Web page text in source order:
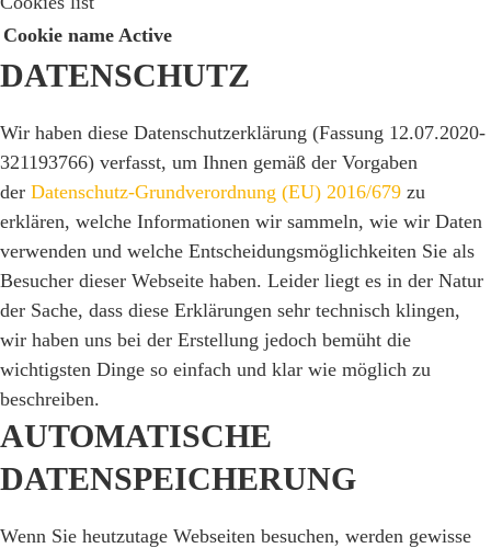
Cookie name Active
DATENSCHUTZ
Wir haben diese Datenschutzerklärung (Fassung 12.07.2020-
321193766) verfasst, um Ihnen gemäß der Vorgaben
der Datenschutz-Grundverordnung (EU) 2016/679 zu
erklären, welche Informationen wir sammeln, wie wir Daten
verwenden und welche Entscheidungsmöglichkeiten Sie als
Besucher dieser Webseite haben. Leider liegt es in der Natur
der Sache, dass diese Erklärungen sehr technisch klingen,
wir haben uns bei der Erstellung jedoch bemüht die
wichtigsten Dinge so einfach und klar wie möglich zu
beschreiben.
AUTOMATISCHE
DATENSPEICHERUNG
Wenn Sie heutzutage Webseiten besuchen, werden gewisse